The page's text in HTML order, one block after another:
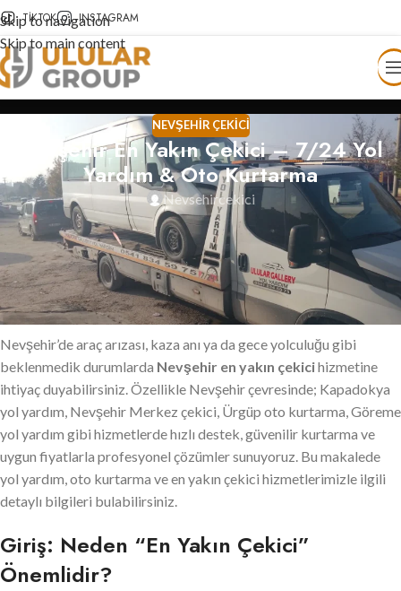
Skip to navigation
Skip to main content
TIKTOK INSTAGRAM
NEVŞEHIR ÇEKICI
Nevşehir En Yakın Çekici – 7/24 Yol
Yardım & Oto Kurtarma
Nevsehircekici
Nevşehir En Yakın Çekici – 7/24
Yol Yardım ve Oto Kurtarma
Hizmeti
Nevşehir’de araç arızası, kaza anı ya da gece yolculuğu gibi
beklenmedik durumlarda Nevşehir en yakın çekicihizmetine
ihtiyaç duyabilirsiniz. Özellikle Nevşehir çevresinde; Kapadokya
yol yardım, Nevşehir Merkez çekici, Ürgüp oto kurtarma, Göreme
yol yardım gibi hizmetlerde hızlı destek, güvenilir kurtarma ve
uygun fiyatlarla profesyonel çözümler sunuyoruz. Bu makalede
yol yardım, oto kurtarma ve en yakın çekici hizmetlerimizle ilgili
detaylı bilgileri bulabilirsiniz.
Giriş: Neden “En Yakın Çekici”
Önemlidir?